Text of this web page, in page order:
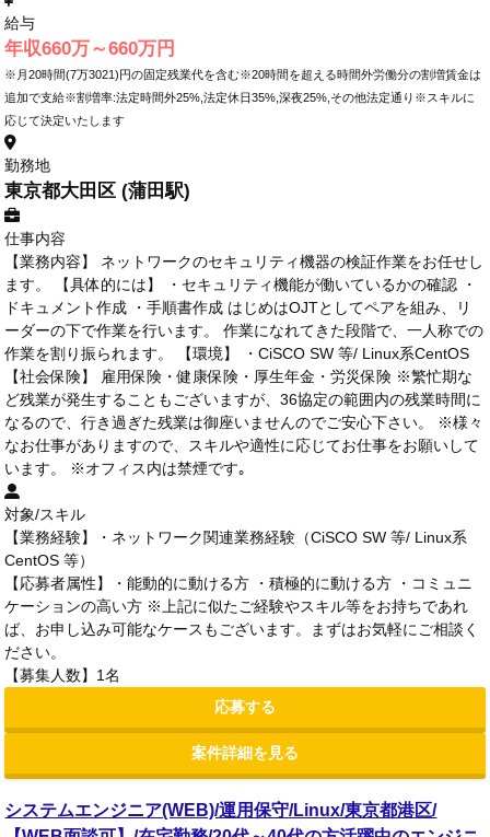
給与
年収660万～660万円
※月20時間(7万3021)円の固定残業代を含む※20時間を超える時間外労働分の割増賃金は
追加で支給※割増率:法定時間外25%,法定休日35%,深夜25%,その他法定通り※スキルに
応じて決定いたします
勤務地
東京都大田区 (蒲田駅)
仕事内容
【業務内容】 ネットワークのセキュリティ機器の検証作業をお任せし
ます。 【具体的には】 ・セキュリティ機能が働いているかの確認 ・
ドキュメント作成 ・手順書作成 はじめはOJTとしてペアを組み、リ
ーダーの下で作業を行います。 作業になれてきた段階で、一人称での
作業を割り振られます。 【環境】 ・CiSCO SW 等/ Linux系CentOS
【社会保険】 雇用保険・健康保険・厚生年金・労災保険 ※繁忙期な
ど残業が発生することもございますが、36協定の範囲内の残業時間に
なるので、行き過ぎた残業は御座いませんのでご安心下さい。 ※様々
なお仕事がありますので、スキルや適性に応じてお仕事をお願いして
います。 ※オフィス内は禁煙です｡
対象/スキル
【業務経験】・ネットワーク関連業務経験（CiSCO SW 等/ Linux系
CentOS 等）
【応募者属性】・能動的に動ける方 ・積極的に動ける方 ・コミュニ
ケーションの高い方 ※上記に似たご経験やスキル等をお持ちであれ
ば、お申し込み可能なケースもございます。まずはお気軽にご相談く
ださい。
【募集人数】1名
応募する
案件詳細を見る
システムエンジニア(WEB)/運用保守/Linux/東京都港区/